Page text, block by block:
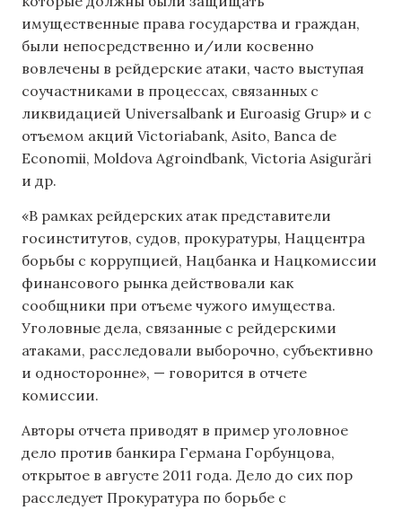
имущественные права государства и граждан,
были непосредственно и/или косвенно
вовлечены в рейдерские атаки, часто выступая
соучастниками в процессах, связанных с
ликвидацией Universalbank и Euroasig Grup» и с
отъемом акций Victoriabank, Asito, Banca de
Economii, Moldova Agroindbank, Victoria Asigurări
и др.
«В рамках рейдерских атак представители
госинститутов, судов, прокуратуры, Наццентра
борьбы с коррупцией, Нацбанка и Нацкомиссии
финансового рынка действовали как
сообщники при отъеме чужого имущества.
Уголовные дела, связанные с рейдерскими
атаками, расследовали выборочно, субъективно
и односторонне», — говорится в отчете
комиссии.
Авторы отчета приводят в пример уголовное
дело против банкира Германа Горбунцова,
открытое в августе 2011 года. Дело до сих пор
расследует Прокуратура по борьбе с